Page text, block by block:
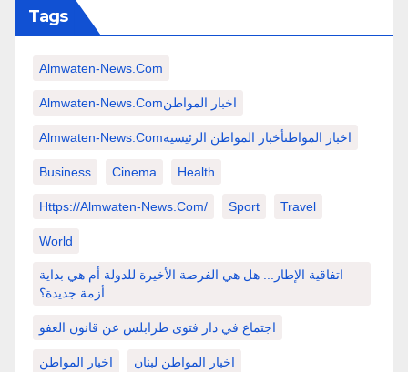
Tags
Almwaten-News.com
Almwaten-News.comاخبار المواطن
Almwaten-News.comاخبار المواطنأخبار المواطن الرئيسية
Business Cinema Health
Https://almwaten-News.com/ Sport Travel
World
اتفاقية الإطار... هل هي الفرصة الأخيرة للدولة أم هي بداية
أزمة جديدة؟
اجتماع في دار فتوى طرابلس عن قانون العفو
اخبار المواطن اخبار المواطن لبنان